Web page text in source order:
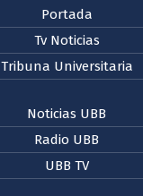
Portada
Tv Noticias
Tribuna Universitaria
Noticias UBB
Radio UBB
UBB TV